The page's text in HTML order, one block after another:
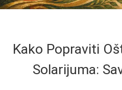
Kako Popraviti
Solarijuma: